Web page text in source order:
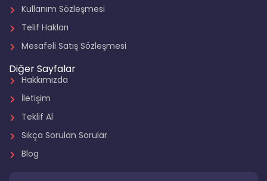
Kullanım Sözleşmesi
Telif Hakları
Mesafeli Satış Sözleşmesi
Diğer Sayfalar
Hakkımızda
İletişim
Teklif Al
Sıkça Sorulan Sorular
Blog